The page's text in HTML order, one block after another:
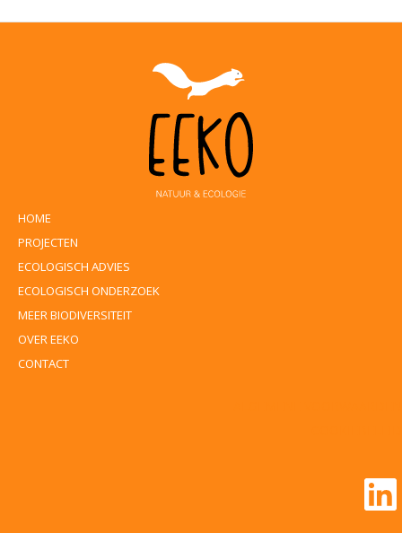
HOME
PROJECTEN
ECOLOGISCH ADVIES
ECOLOGISCH ONDERZOEK
MEER BIODIVERSITEIT
OVER EEKO
CONTACT